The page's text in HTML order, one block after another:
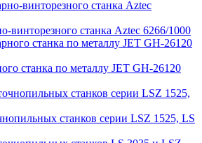
винторезного станка Aztec 6266/1000
станка по металлу JET GH-26120
станков серии LSZ 1525, LS